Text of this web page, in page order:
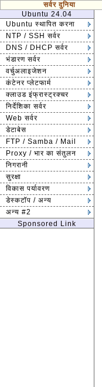
सर्वर दुनिया
Ubuntu 24.04
Ubuntu स्थापित करना
NTP / SSH सर्वर
DNS / DHCP सर्वर
भंडारण सर्वर
वर्चुअलाइजेशन
कंटेनर प्लेटफार्म
क्लाउड इंफ्रास्ट्रक्चर
निर्देशिका सर्वर
Web सर्वर
डेटाबेस
FTP / Samba / Mail
Proxy / भार का संतुलन
निगरानी
सुरक्षा
विकास पर्यावरण
डेस्कटॉप / अन्य
अन्य #2
Sponsored Link